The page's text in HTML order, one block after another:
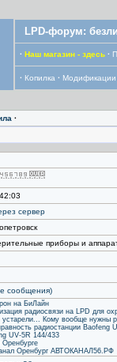
LPD-форум:
· Наш магазин - здесь ·
· Копилка · Модификации
·
сервер
приборы и
сообщения)
на БиЛайн
радиосвязи на LPD для
устарели... Кому вообще нужны
радиостанции Baofeng
UV-5R 144/433
Оренбурге
Оренбург АВТОКАНАЛ56.РФ